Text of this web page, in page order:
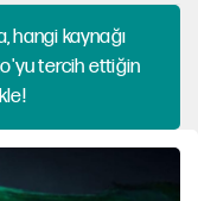
hangi kaynağı
tercih ettiğin